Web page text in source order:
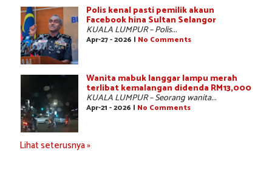
Polis kenal pasti pemilik akaun
Facebook hina Sultan Selangor
KUALA LUMPUR – Polis...
Apr-27 - 2026 | No Comments
Wanita mabuk langgar lampu merah
terlibat kemalangan didenda RM13,000
KUALA LUMPUR – Seorang wanita...
Apr-21 - 2026 | No Comments
Lihat seterusnya »